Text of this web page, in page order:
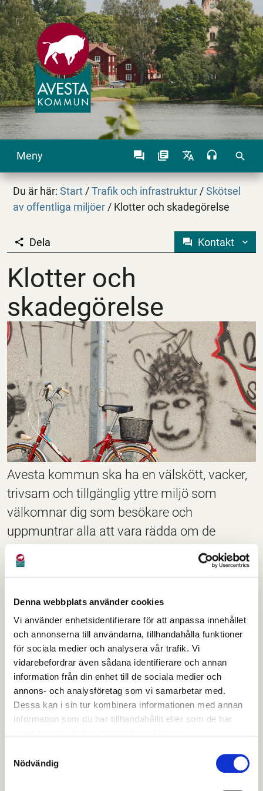
Denna webbplats använder cookies
Vi använder enhetsidentifierare för att anpassa innehållet
och annonserna till användarna, tillhandahålla funktioner
för sociala medier och analysera vår trafik. Vi
vidarebefordrar även sådana identifierare och annan
information från din enhet till de sociala medier och
annons- och analysföretag som vi samarbetar med.
Dessa kan i sin tur kombinera informationen med annan
information som du har tillhandahållit eller som de har
Nödvändig
Meny search
Du är här:Start / Trafik och infrastruktur / Skötsel
av offentliga miljöer / Klotter och skadegörelse
Klotter och
Dela Kontakt
Klotter och
skadegörelse
Avesta kommun ska ha en välskött, vacker,
trivsam och tillgänglig yttre miljö som
välkomnar dig som besökare och
uppmuntrar alla att vara rädda om de
gemensamma tillgångarna. Rapportera
gärna klotter med hjälp av vår e-tjänst för
Kommunen ansvarar enbart för sanering av
kommunens egna byggnader och
anläggningar.
Klotter, tags, trow-ups, pieces och skadegörelse,
nedskräpning är ett stort problem som kostar Avesta
kommun stora summor pengar varje år. Avesta
kommun har en handlingsplan för skadegörelsen.